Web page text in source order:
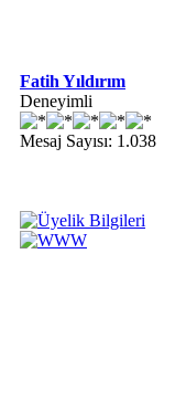
Fatih Yıldırım
Deneyimli
Mesaj Sayısı: 1.038